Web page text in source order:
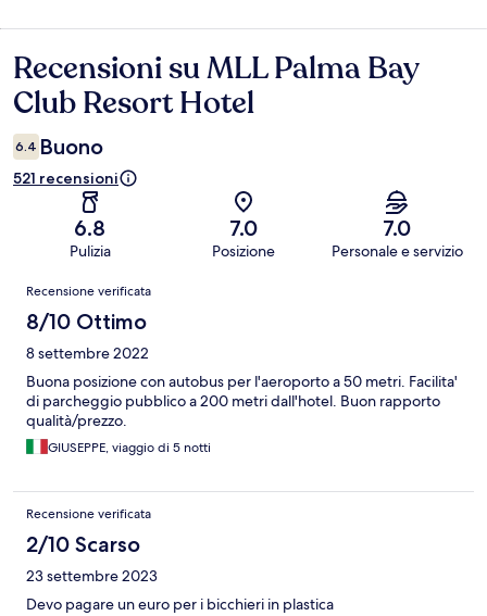
Recensioni
Recensioni su MLL Palma Bay
Club Resort Hotel
6.4 Buono
521 recensioni
6.8
Pulizia
7.0
Posizione
7.0
Personale e servizio
Recensioni
Recensione verificata
8/10 Ottimo
8 settembre 2022
Buona posizione con autobus per l'aeroporto a 50 metri. Facilita'
di parcheggio pubblico a 200 metri dall'hotel. Buon rapporto
qualità/prezzo.
GIUSEPPE, viaggio di 5 notti
Recensione verificata
2/10 Scarso
23 settembre 2023
Devo pagare un euro per i bicchieri in plastica